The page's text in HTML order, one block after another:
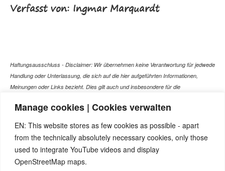
Manage cookies | Cookies verwalten
EN: This website stores as few cookies as possible - apart
from the technically absolutely necessary cookies, only those
used to integrate YouTube videos and display
OpenStreetMap maps.
Verfasst von: Ingmar Marquardt
Haftungsausschluss - Disclaimer: Wir übernehmen keine Verantwortung für jedwede
Handlung oder Unterlassung, die sich auf die hier aufgeführten Informationen,
Meinungen oder Links bezieht. Dies gilt auch und insbesondere für die
Gespräch mit dem Arzt Ihres Vertrauens darstellen können. Bei den Texten auf
Versuch einer Diagnose oder Behandlung! Wir übernehmen keinerlei Gewähr für die
Korrektheit, Aktualität, Vollständigkeit oder Qualität der Informationen auf dieser
Website. Zusätzlich müssen wir jede Haftung oder Garantie ausschließen. Dies gilt
auch für alle Verweise (Links), die direkt oder indirekt angeboten werden. Wir